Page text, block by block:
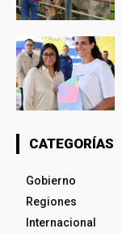
CATEGORÍAS
Gobierno
Regiones
Internacional